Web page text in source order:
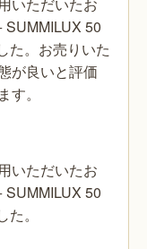
いただいたお
50
た。お売りいた
が良いと評価
。
いただいたお
50
。